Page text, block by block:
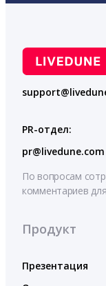
PR-отдел:
pr@livedune.com
По вопросам
комментариев
Продукт
Презентация